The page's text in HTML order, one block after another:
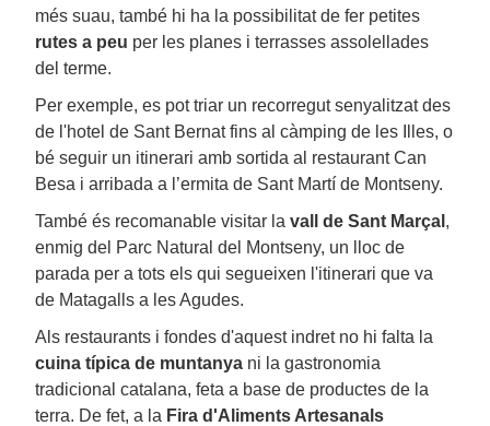
més suau, també hi ha la possibilitat de fer petites
rutes a peu per les planes i terrasses assolellades
del terme.
Per exemple, es pot triar un recorregut senyalitzat des
de l'hotel de Sant Bernat fins al càmping de les Illes, o
bé seguir un itinerari amb sortida al restaurant Can
Besa i arribada a l’ermita de Sant Martí de Montseny.
També és recomanable visitar la vall de Sant Marçal ,
enmig del Parc Natural del Montseny, un lloc de
parada per a tots els qui segueixen l'itinerari que va
de Matagalls a les Agudes.
Als restaurants i fondes d'aquest indret no hi falta la
cuina típica de muntanya ni la gastronomia
tradicional catalana, feta a base de productes de la
terra. De fet, a la Fira d'Aliments Artesanals